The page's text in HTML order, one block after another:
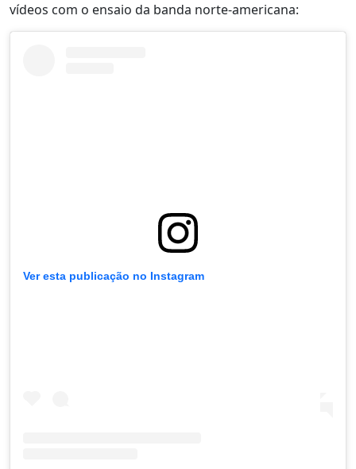
vídeos com o ensaio da banda norte-americana:
Ver esta publicação no Instagram